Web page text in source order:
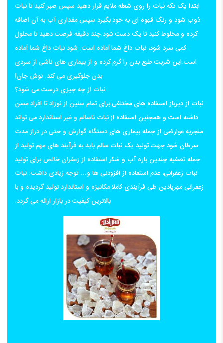
ابتدا یک تکه نبات را روی شعله ملایم قرار دهید سپس صبر کنید تا نبات
ذوب شود و رنگ قهوه ای به خود بگیرد سپس مقداری آب به آن اضافه
کرده و مخلوط کنید تا یک دست شود.چند دقیقه فرصت دهید تا محلول
کمی سرد شود، نبات داغ شما آماده است. شود نبات داغ شما آماده
است.این شربت طبع بدن را گرم کرده و از بیماری های ناشی از سردی
بدن جلوگیری می کند. نوش جان!
نبات از چه چیزی درست می شود؟
نبات از دیرباز استفاده های مختلفی برای تمام سنین از نوزاد تا افراد مسن
داشته است و همچنین استفاده از نبات ناسالم و غیر استاندارد می تواند
منجربه عوارضی از جمله بیماری های دستگاه گوارش و حتی در دراز مدت
سرطان شود جهت تولید یک نبات سالم باید به فرآیند های مهم تولید از
جمله تصفیه چندین باره آب و شکر استفاده از زعفران خالص برای تولید
نبات زعفرانی، عدم استفاده از افزودنی ها و… توجه زیادی داشت. نبات
زعفرانی مهرپادین طی فرآیندی کاملا مکانیزه و استاندارد تولید گردیده و با
بالاترین کیفیت در بازار ارائه می گردد.